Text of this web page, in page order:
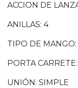
ACCION DE
ANILLAS: 4
TIPO DE MANGO:
PORTA
UNIÓN: SIMPLE